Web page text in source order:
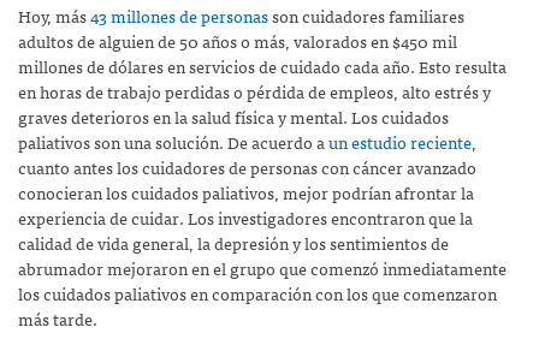
Hoy, más43 millones de personasson cuidadores familiares
adultos de alguien de 50 años o más, valorados en $450 mil
millones de dólares en servicios de cuidado cada año. Esto resulta
en horas de trabajo perdidas o pérdida de empleos, alto estrés y
graves deterioros en la salud física y mental. Los cuidados
paliativos son una solución. De acuerdo aun estudio reciente,
cuanto antes los cuidadores de personas con cáncer avanzado
conocieran los cuidados paliativos, mejor podrían afrontar la
experiencia de cuidar. Los investigadores encontraron que la
calidad de vida general, la depresión y los sentimientos de
abrumador mejoraron en el grupo que comenzó inmediatamente
los cuidados paliativos en comparación con los que comenzaron
más tarde.